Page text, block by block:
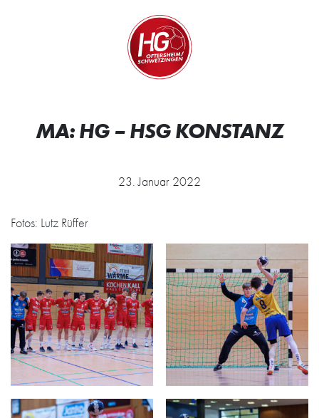
Zur Startseite
MA: HG – HSG KONSTANZ
23. Januar 2022
Fotos: Lutz Rüffer